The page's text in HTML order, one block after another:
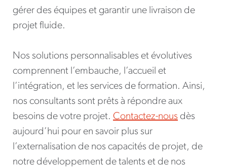
gérer des équipes et garantir une livraison de
projet fluide.
Nos solutions personnalisables et évolutives
comprennent l’embauche, l’accueil et
l’intégration, et les services de formation. Ainsi,
nos consultants sont prêts à répondre aux
besoins de votre projet. Contactez-nous dès
aujourd’hui pour en savoir plus sur
l’externalisation de nos capacités de projet, de
notre développement de talents et de nos